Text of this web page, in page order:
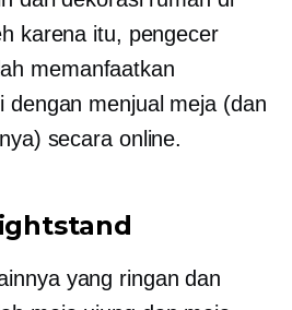
karena itu, pengecer
memanfaatkan
dengan menjual meja (dan
secara online.
yang ringan dan